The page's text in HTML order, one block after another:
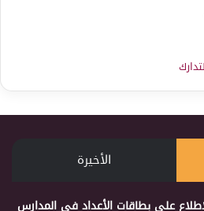
الأخيرة
على بطاقات الأعداد في المدارس